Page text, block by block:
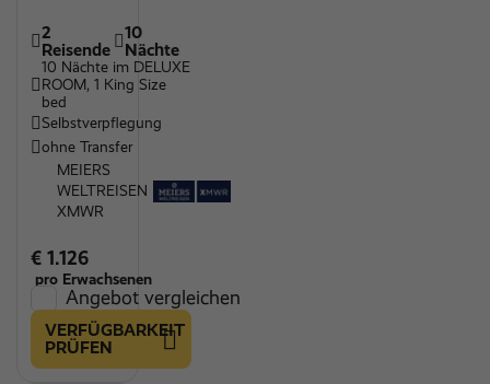
2
Reisende
10
Nächte
10 Nächte im DELUXE
ROOM, 1 King Size
bed
Selbstverpflegung
ohne Transfer
MEIERS
WELTREISEN
XMWR
€ 1.126
pro Erwachsenen
Angebot vergleichen
VERFÜGBARKEIT
PRÜFEN